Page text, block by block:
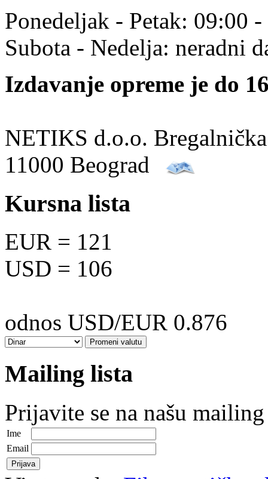
Ponedeljak - Petak: 09:00
Subota - Nedelja: neradni
Izdavanje opreme je do
NETIKS d.o.o.
11000 Beograd
Kursna lista
EUR = 121
USD = 106
odnos USD/EUR 0.876
Mailing lista
Prijavite se na našu
Ime
Email